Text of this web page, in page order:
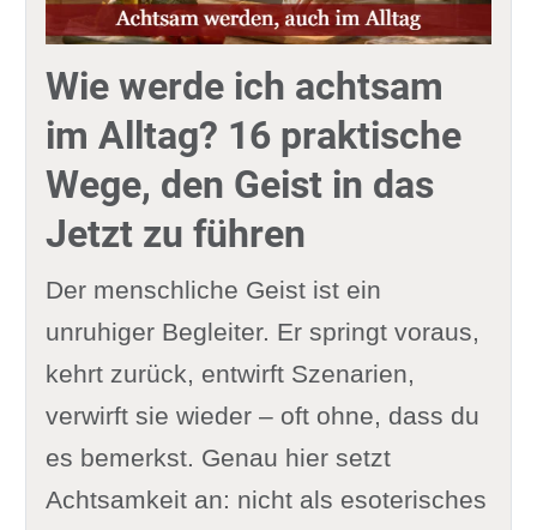
Wie werde ich achtsam
im Alltag? 16 praktische
Wege, den Geist in das
Jetzt zu führen
Der menschliche Geist ist ein
unruhiger Begleiter. Er springt voraus,
kehrt zurück, entwirft Szenarien,
verwirft sie wieder – oft ohne, dass du
es bemerkst. Genau hier setzt
Achtsamkeit an: nicht als esoterisches